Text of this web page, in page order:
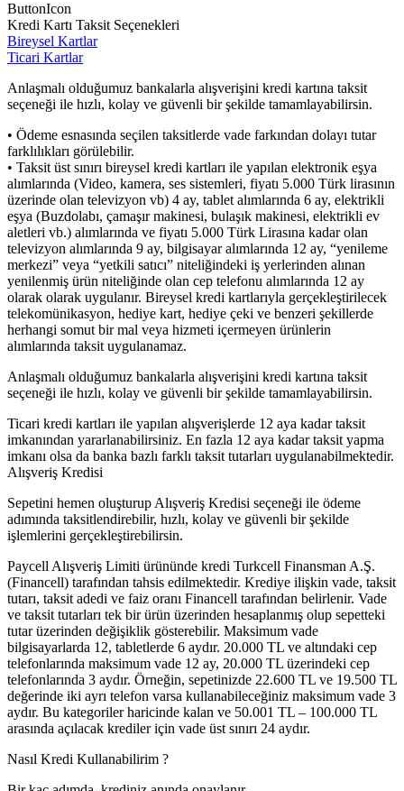
ButtonIcon
Kredi Kartı Taksit Seçenekleri
Bireysel Kartlar
Ticari Kartlar
Anlaşmalı olduğumuz bankalarla alışverişini kredi kartına taksit
seçeneği ile hızlı, kolay ve güvenli bir şekilde tamamlayabilirsin.
• Ödeme esnasında seçilen taksitlerde vade farkından dolayı tutar
farklılıkları görülebilir.
• Taksit üst sınırı bireysel kredi kartları ile yapılan elektronik eşya
alımlarında (Video, kamera, ses sistemleri, fiyatı 5.000 Türk lirasının
üzerinde olan televizyon vb) 4 ay, tablet alımlarında 6 ay, elektrikli
eşya (Buzdolabı, çamaşır makinesi, bulaşık makinesi, elektrikli ev
aletleri vb.) alımlarında ve fiyatı 5.000 Türk Lirasına kadar olan
televizyon alımlarında 9 ay, bilgisayar alımlarında 12 ay, “yenileme
merkezi” veya “yetkili satıcı” niteliğindeki iş yerlerinden alınan
yenilenmiş ürün niteliğinde olan cep telefonu alımlarında 12 ay
olarak olarak uygulanır. Bireysel kredi kartlarıyla gerçekleştirilecek
telekomünikasyon, hediye kart, hediye çeki ve benzeri şekillerde
herhangi somut bir mal veya hizmeti içermeyen ürünlerin
alımlarında taksit uygulanamaz.
Anlaşmalı olduğumuz bankalarla alışverişini kredi kartına taksit
seçeneği ile hızlı, kolay ve güvenli bir şekilde tamamlayabilirsin.
Ticari kredi kartları ile yapılan alışverişlerde 12 aya kadar taksit
imkanından yararlanabilirsiniz. En fazla 12 aya kadar taksit yapma
imkanı olsa da banka bazlı farklı taksit tutarları uygulanabilmektedir.
Alışveriş Kredisi
Sepetini hemen oluşturup Alışveriş Kredisi seçeneği ile ödeme
adımında taksitlendirebilir, hızlı, kolay ve güvenli bir şekilde
işlemlerini gerçekleştirebilirsin.
Paycell Alışveriş Limiti ürününde kredi Turkcell Finansman A.Ş.
(Financell) tarafından tahsis edilmektedir. Krediye ilişkin vade, taksit
tutarı, taksit adedi ve faiz oranı Financell tarafından belirlenir. Vade
ve taksit tutarları tek bir ürün üzerinden hesaplanmış olup sepetteki
tutar üzerinden değişiklik gösterebilir. Maksimum vade
bilgisayarlarda 12, tabletlerde 6 aydır. 20.000 TL ve altındaki cep
telefonlarında maksimum vade 12 ay, 20.000 TL üzerindeki cep
telefonlarında 3 aydır. Örneğin, sepetinizde 22.600 TL ve 19.500 TL
değerinde iki ayrı telefon varsa kullanabileceğiniz maksimum vade 3
aydır. Bu kategoriler haricinde kalan ve 50.001 TL – 100.000 TL
arasında açılacak krediler için vade üst sınırı 24 aydır.
Nasıl Kredi Kullanabilirim ?